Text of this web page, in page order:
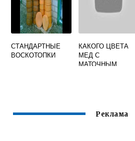
СТАНДАРТНЫЕ
ВОСКОТОПКИ
КАКОГО ЦВЕТА
МЕД С
МАТОЧНЫМ
Реклама